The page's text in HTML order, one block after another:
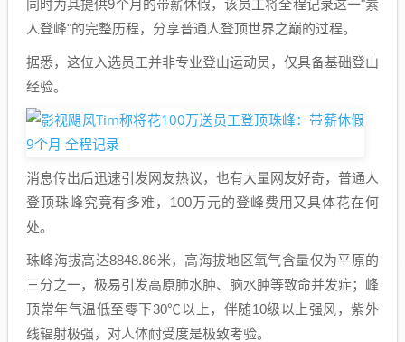
同时为其提供9个月的带薪休假，该员工将全程记录这一"素
人登峰"的完整历程，分享普通人登顶世界之巅的过程。
据悉，这位入选员工并非专业登山运动员，仅具备基础登山
经验。
消息传出后迅速引发网友热议，也有大量网友好奇，普通人
登顶珠峰究竟有多难，100万元的登峰费用又具体花在何
处。
珠峰海拔高达8848.86米，高海拔地区氧气含量仅为平原的
三分之一，极易引发高原肺水肿、脑水肿等致命并发症；峰
顶常年气温低至零下30℃以上，伴随10级以上强风，紫外
线辐射极强，对人体耐受度是极致考验。